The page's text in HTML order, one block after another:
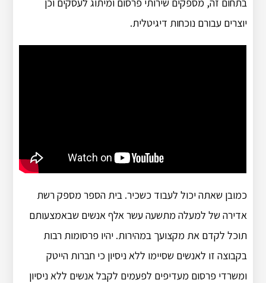
בתחום זה, מספקים שירותי פרסום ומיתוג לעסקים וכן
יוצרים עבורם נוכחות דיגיטלית.
כמובן שאתה יכול לעבוד כשכיר. בית הספר מספק רשת
אדירה של למעלה מתשעה עשר אלף אנשים שבאמצעותם
תוכל לקדם את מקצועך במהירות. יהיו פרסומות רבות
בקבוצה זו לאנשים שסיימו ללא ניסיון כי חברות הייטק
ומשרדי פרסום מעדיפים לפעמים לקבל אנשים ללא ניסיון